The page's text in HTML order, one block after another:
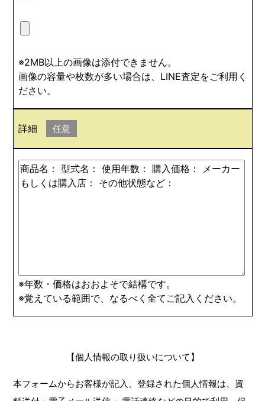
※2MB以上の画像は添付できません。
画像の容量や枚数が多い場合は、LINE査定をご利用く
ださい。
詳細 任意
※年数・価格はおおよそで結構です。
※覚えている範囲で、なるべく全てご記入ください。
【個人情報の取り扱いについて】
本フォームからお客様が記入、登録された個人情報は、資